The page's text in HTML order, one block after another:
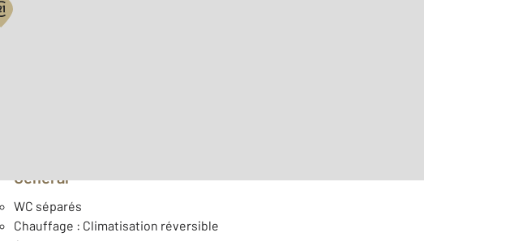
Général
WC séparés
Chauffage : Climatisation réversible